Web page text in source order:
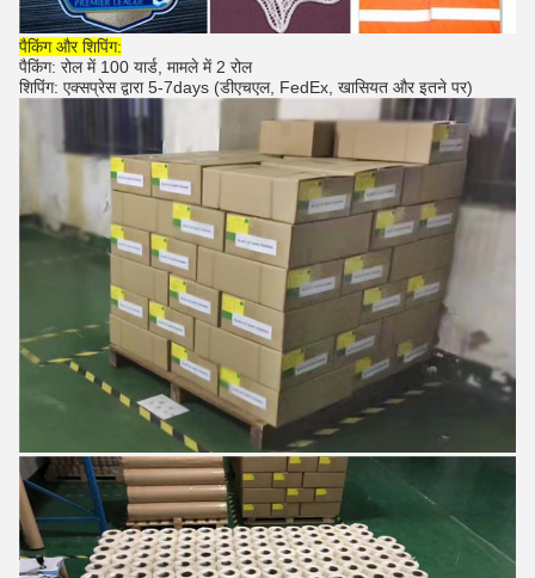
पैकिंग और शिपिंग:
पैकिंग: रोल में 100 यार्ड, मामले में 2 रोल
शिपिंग: एक्सप्रेस द्वारा 5-7days (डीएचएल, FedEx, खासियत और इतने पर)